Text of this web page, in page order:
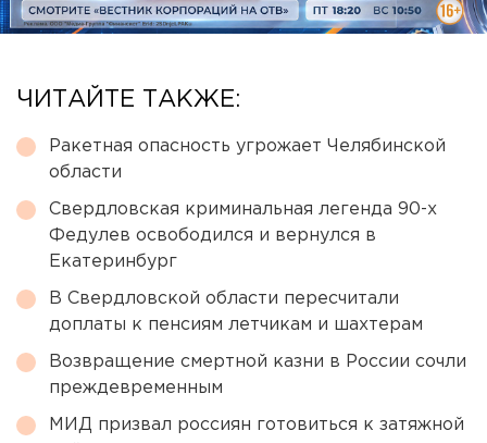
ЧИТАЙТЕ ТАКЖЕ:
Ракетная опасность угрожает Челябинской
области
Свердловская криминальная легенда 90-х
Федулев освободился и вернулся в
Екатеринбург
В Свердловской области пересчитали
доплаты к пенсиям летчикам и шахтерам
Возвращение смертной казни в России сочли
преждевременным
МИД призвал россиян готовиться к затяжной